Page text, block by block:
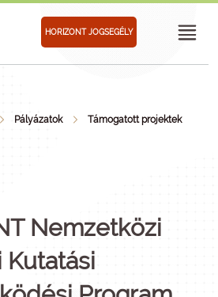
HORIZONT JOGSEGÉLY
Pályázatok
Támogatott projektek
Nemzetközi
Kutatási